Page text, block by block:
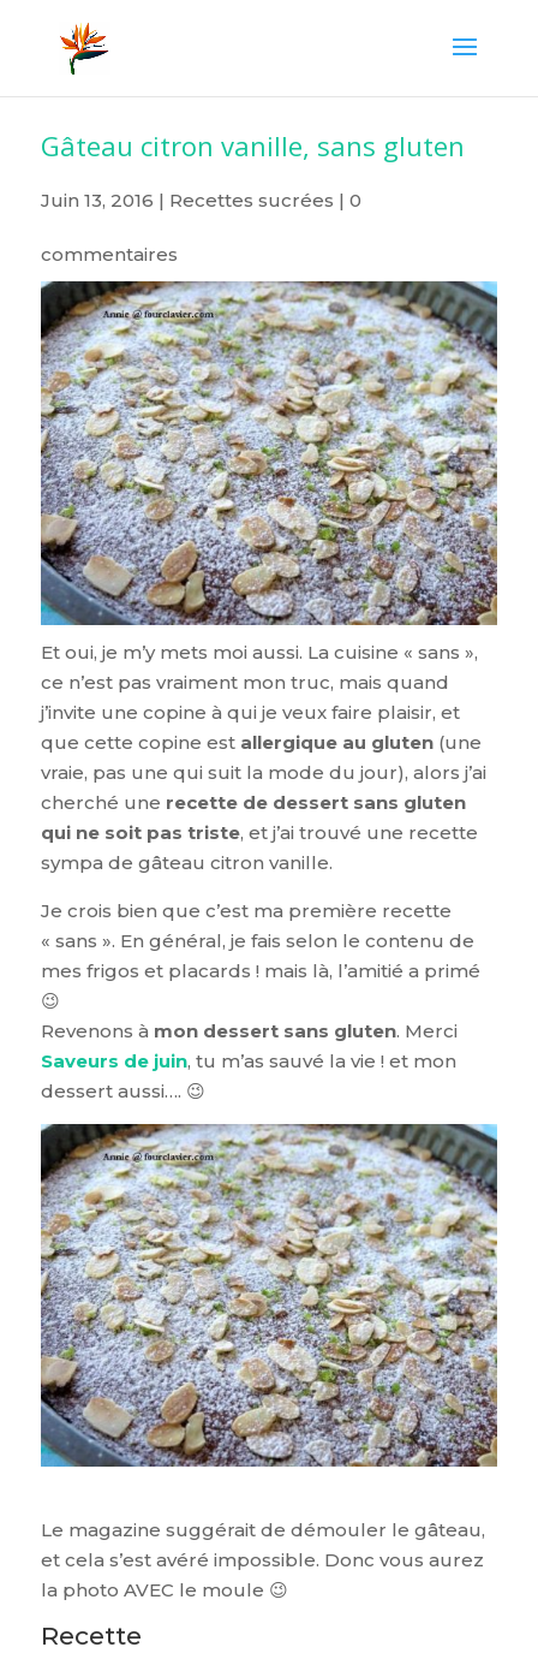
Gâteau citron vanille, sans gluten
Juin 13, 2016 | Recettes sucrées | 0
commentaires
Et oui, je m’y mets moi aussi. La cuisine « sans »,
ce n’est pas vraiment mon truc, mais quand
j’invite une copine à qui je veux faire plaisir, et
que cette copine est allergique au gluten(une
vraie, pas une qui suit la mode du jour), alors j’ai
cherché une recette de dessert sans gluten
qui ne soit pas triste, et j’ai trouvé une recette
sympa de gâteau citron vanille.
Je crois bien que c’est ma première recette
« sans ». En général, je fais selon le contenu de
mes frigos et placards ! mais là, l’amitié a primé
😉
Revenons à mon dessert sans gluten. Merci
Saveurs de juin, tu m’as sauvé la vie ! et mon
dessert aussi…. 😉
Le magazine suggérait de démouler le gâteau,
et cela s’est avéré impossible. Donc vous aurez
la photo AVEC le moule 😉
Recette